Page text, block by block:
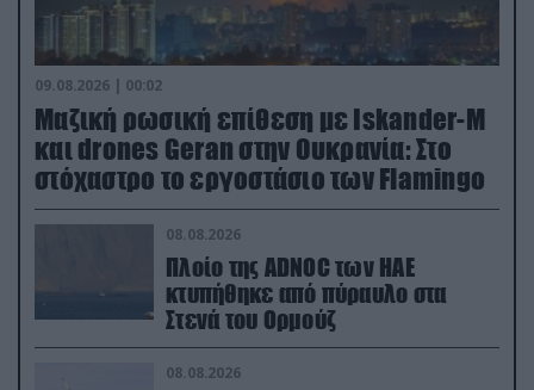
09.08.2026 | 00:02
Μαζική ρωσική επίθεση με Iskander-M
και drones Geran στην Ουκρανία: Στο
στόχαστρο το εργοστάσιο των Flamingo
08.08.2026
Πλοίο της ADNOC των ΗΑΕ
κτυπήθηκε από πύραυλο στα
Στενά του Ορμούζ
08.08.2026